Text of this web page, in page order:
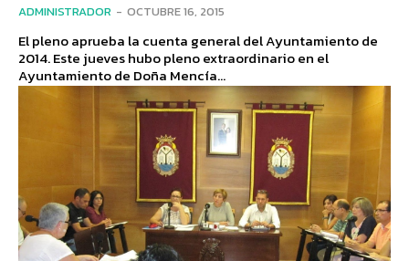
ADMINISTRADOR - OCTUBRE 16, 2015
El pleno aprueba la cuenta general del Ayuntamiento de
2014. Este jueves hubo pleno extraordinario en el
Ayuntamiento de Doña Mencía...